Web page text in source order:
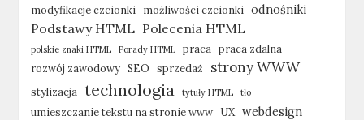
modyfikacje czcionki możliwości czcionki odnośniki
Podstawy HTML Polecenia HTML
polskie znaki HTML Porady HTML praca
praca zdalna
rozwój zawodowy SEO sprzedaż strony WWW
stylizacja technologia tytuły HTML tło
umieszczanie tekstu na stronie www UX webdesign